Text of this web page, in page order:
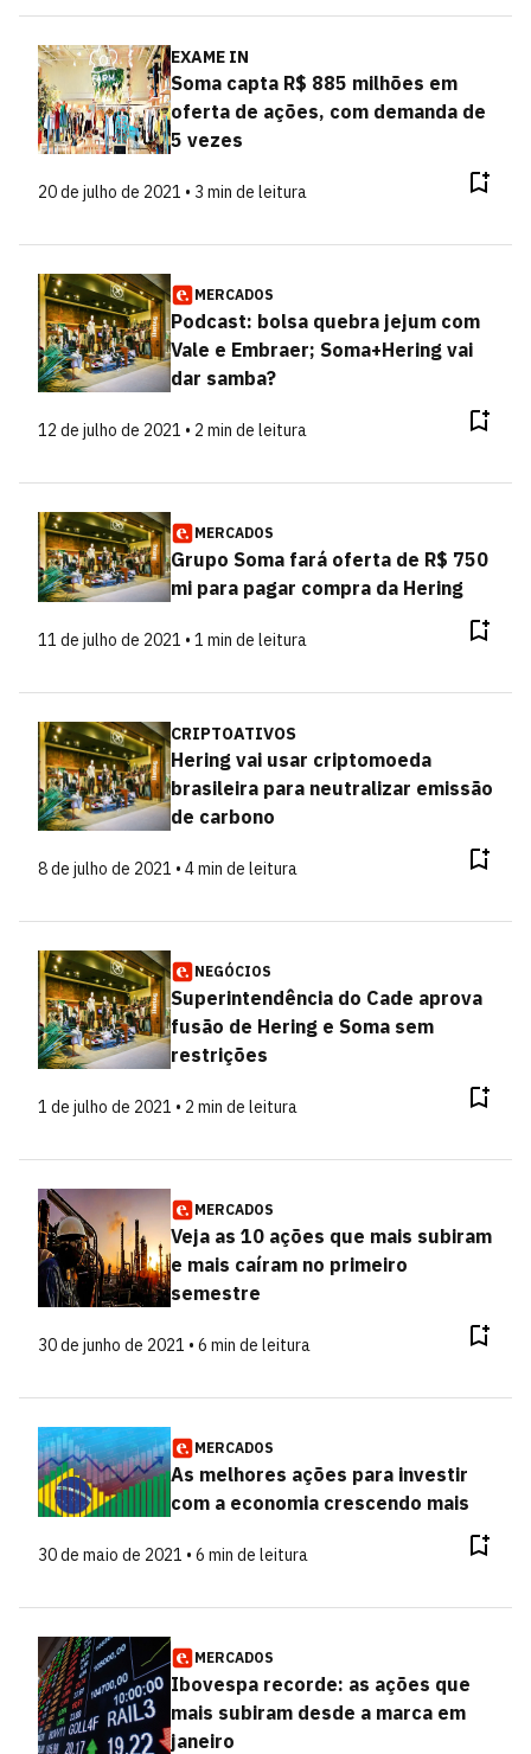
EXAME IN
Soma capta R$ 885 milhões em
oferta de ações, com demanda de
5 vezes
20 de julho de 2021 • 3 min de leitura
MERCADOS
Podcast: bolsa quebra jejum com
Vale e Embraer; Soma+Hering vai
dar samba?
12 de julho de 2021 • 2 min de leitura
MERCADOS
Grupo Soma fará oferta de R$ 750
mi para pagar compra da Hering
11 de julho de 2021 • 1 min de leitura
CRIPTOATIVOS
Hering vai usar criptomoeda
brasileira para neutralizar emissão
de carbono
8 de julho de 2021 • 4 min de leitura
NEGÓCIOS
Superintendência do Cade aprova
fusão de Hering e Soma sem
restrições
1 de julho de 2021 • 2 min de leitura
MERCADOS
Veja as 10 ações que mais subiram
e mais caíram no primeiro
semestre
30 de junho de 2021 • 6 min de leitura
MERCADOS
As melhores ações para investir
com a economia crescendo mais
30 de maio de 2021 • 6 min de leitura
MERCADOS
Ibovespa recorde: as ações que
mais subiram desde a marca em
janeiro